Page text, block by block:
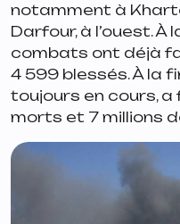
notamment à
Darfour, à l’ouest. À
combats ont déjà
4 599 blessés. À la
toujours en cours,
morts et 7 millions